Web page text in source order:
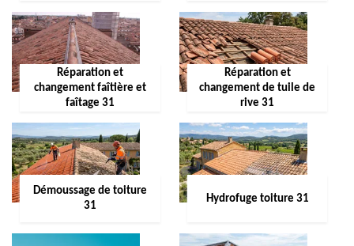
Réparation et
changement faîtière et
faîtage 31
Réparation et
changement de tuile de
rive 31
Démoussage de toiture
31
Hydrofuge toiture 31